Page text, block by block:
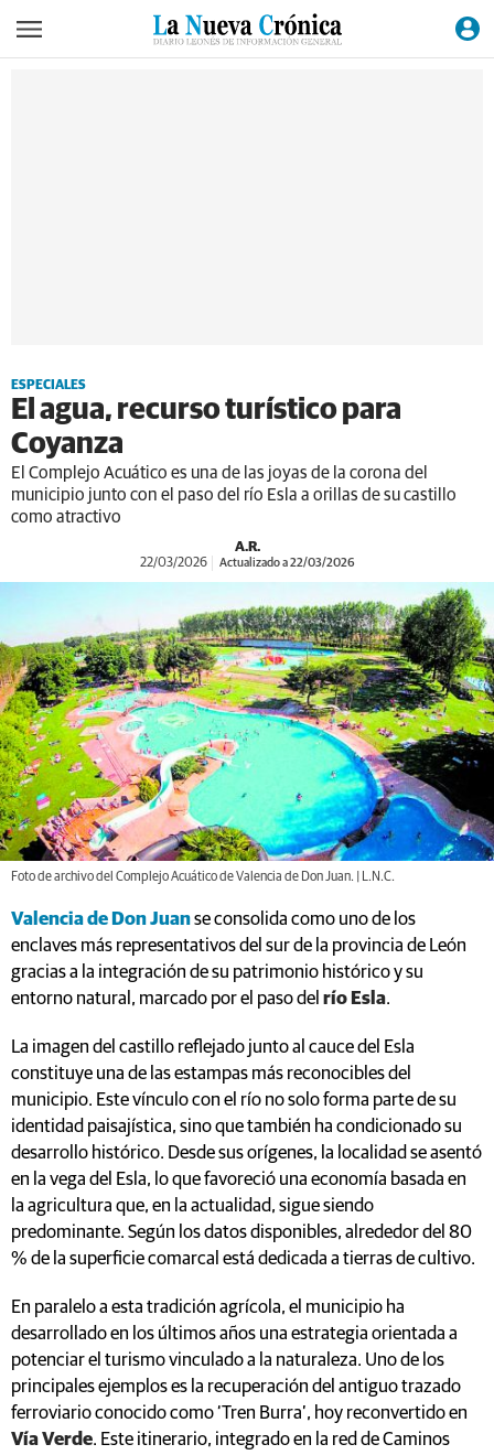
ESPECIALES
El agua, recurso turístico para
Coyanza
El Complejo Acuático es una de las joyas de la corona del
municipio junto con el paso del río Esla a orillas de su castillo
como atractivo
A.R.
22/03/2026 Actualizado a 22/03/2026
Foto de archivo del Complejo Acuático de Valencia de Don Juan. | L.N.C.
Valencia de Don Juanse consolida como uno de los
enclaves más representativos del sur de la provincia de León
gracias a la integración de su patrimonio histórico y su
entorno natural, marcado por el paso del río Esla.
La imagen del castillo reflejado junto al cauce del Esla
constituye una de las estampas más reconocibles del
municipio. Este vínculo con el río no solo forma parte de su
identidad paisajística, sino que también ha condicionado su
desarrollo histórico. Desde sus orígenes, la localidad se asentó
en la vega del Esla, lo que favoreció una economía basada en
la agricultura que, en la actualidad, sigue siendo
predominante. Según los datos disponibles, alrededor del 80
% de la superficie comarcal está dedicada a tierras de cultivo.
En paralelo a esta tradición agrícola, el municipio ha
desarrollado en los últimos años una estrategia orientada a
potenciar el turismo vinculado a la naturaleza. Uno de los
principales ejemplos es la recuperación del antiguo trazado
ferroviario conocido como ‘Tren Burra’, hoy reconvertido en
Vía Verde. Este itinerario, integrado en la red de Caminos